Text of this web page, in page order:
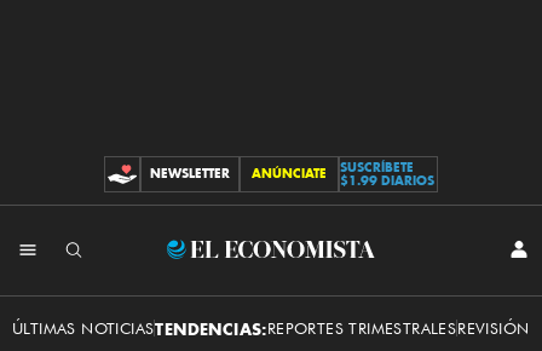
CONTRIBUCIONES
NEWSLETTER ANÚNCIATE
SUSCRÍBETE
$1.99 DIARIOS
El
ÚLTIMAS NOTICIASTENDENCIAS:REPORTES TRIMESTRALESREVISIÓN